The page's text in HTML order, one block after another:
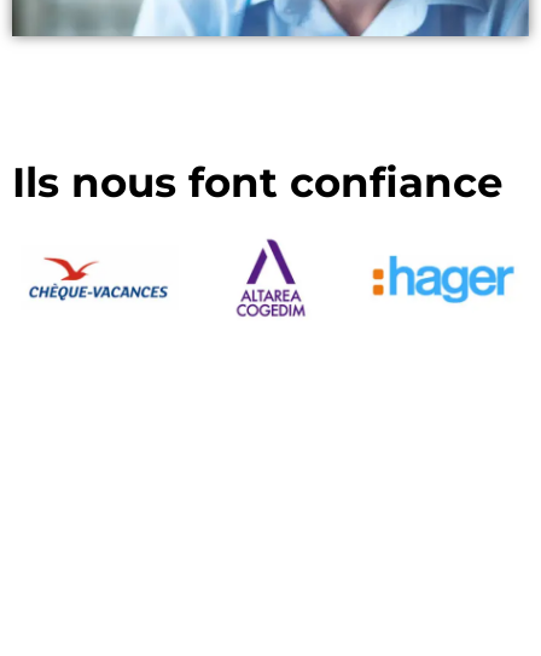
Ils nous font confiance